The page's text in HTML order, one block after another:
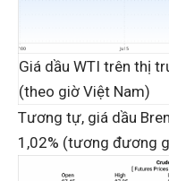
Giá dầu WTI trên thị
(theo giờ Việt Nam)
Tương tự, giá dầu
1,02% (tương đương